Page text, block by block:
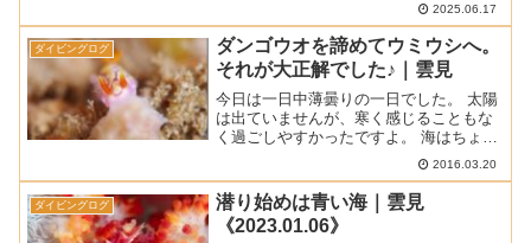
れ■ 気 温 ： 33.0℃ (松崎町アメダス
による最高気...
2025.06.17
ダイビングログ
ダンゴウオを諦めてウミウシへ。
それが大正解でした♪｜雲見
今日は一日中薄曇りの一日でした。 太陽
は出ていませんが、寒く感じることもな
く過ごしやすかったですよ。 海はちょっ
とうねりが入っていましたけど、ウミウ
シ撮影会にも大きな影響はなし。 そんな
海でした。 ■ 天気 ： 曇り ■ 気温 ：
16.5...
2016.03.20
ダイビングログ
潜り始めは青い海｜雲見
《2023.01.06》